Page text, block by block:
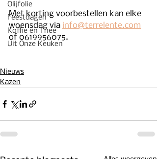
Olijfolie
Feestdagen
Koffie en Thee
Uit Onze Keuken
Met korting voorbestellen kan elke
woensdag via info@terrelente.com
of 0619956075.
Nieuws
Kazen